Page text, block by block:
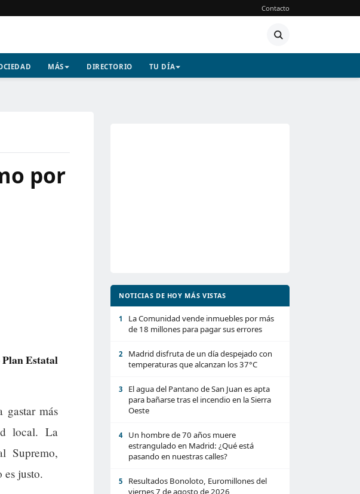
Contacto
MÁS DIRECTORIO TU DÍA
por
Estatal
más
local. La
Supremo,
es justo.
NOTICIAS DE HOY MÁS VISTAS
1
La Comunidad vende inmuebles por más
de 18 millones para pagar sus errores
2
Madrid disfruta de un día despejado con
temperaturas que alcanzan los 37°C
3
El agua del Pantano de San Juan es apta
para bañarse tras el incendio en la Sierra
Oeste
4
Un hombre de 70 años muere
estrangulado en Madrid: ¿Qué está
pasando en nuestras calles?
5
Resultados Bonoloto, Euromillones del
viernes 7 de agosto de 2026